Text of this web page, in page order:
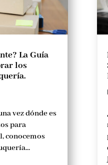
La Guía
los
vez dónde es
para
conocemos